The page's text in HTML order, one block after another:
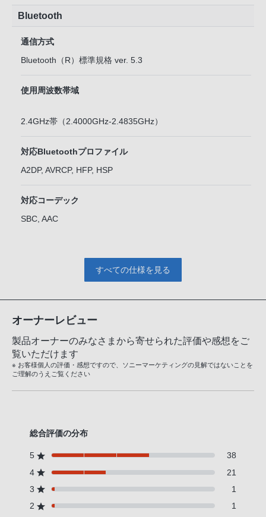
Bluetooth
通信方式
Bluetooth（R）標準規格 ver. 5.3
使用周波数帯域
2.4GHz帯（2.4000GHz-2.4835GHz）
対応Bluetoothプロファイル
A2DP, AVRCP, HFP, HSP
対応コーデック
SBC, AAC
すべての仕様を見る
オーナーレビュー
製品オーナーのみなさまから寄せられた評価や感想をご
覧いただけます
※ お客様個人の評価・感想ですので、ソニーマーケティングの見解ではないことを
ご理解のうえご覧ください
総合評価の分布
5
38
4
21
3
1
2
1